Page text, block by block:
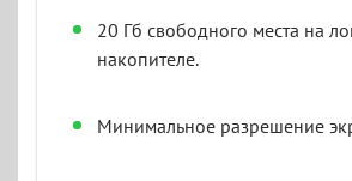
20 Гб свободного места на
накопителе.
Минимальное разрешение